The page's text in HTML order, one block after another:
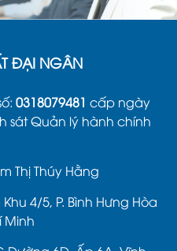
ĐẠI NGÂN
0318079481 cấp ngày
sát Quản lý hành chính
Thị Thúy Hằng
4/5, P. Bình Hưng Hòa
Minh